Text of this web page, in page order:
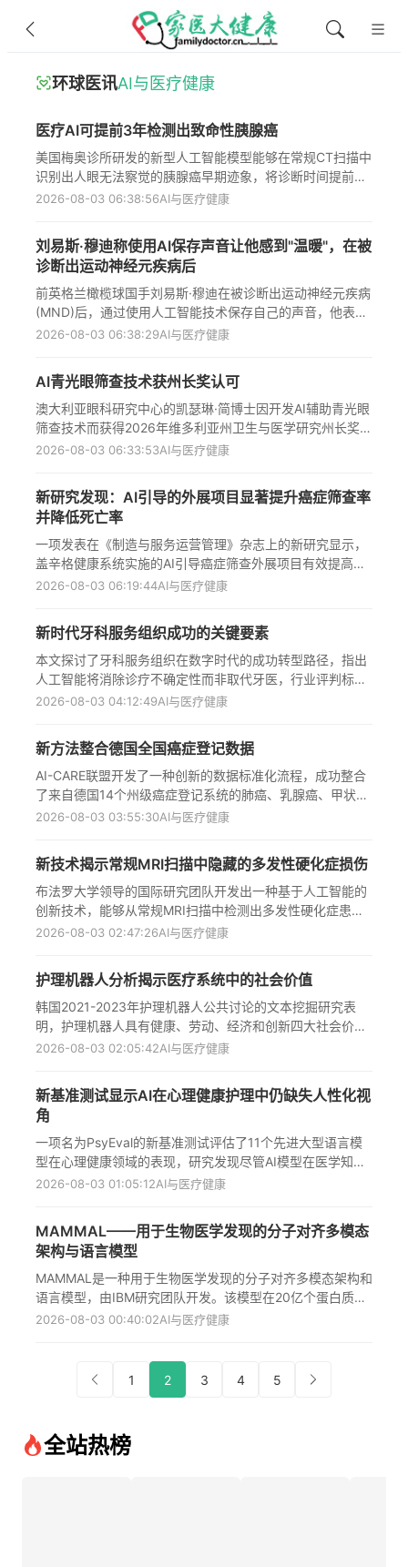
环球医讯AI与医疗健康
医疗AI可提前3年检测出致命性胰腺癌
美国梅奥诊所研发的新型人工智能模型能够在常规CT扫描中
识别出人眼无法察觉的胰腺癌早期迹象，将诊断时间提前长
达三年，显著提高治愈机会。该系统对最终确诊前平均16个
上，有望解决胰腺癌因早期难以发现而导致高死亡率的难
题，预计到2030年将使胰腺癌成为癌症相关死亡的第二大
原因，对全球医疗健康领域具有重大意义。
2026-08-03 06:38:56AI与医疗健康
刘易斯·穆迪称使用AI保存声音让他感到"温暖"，在被
诊断出运动神经元疾病后
前英格兰橄榄球国手刘易斯·穆迪在被诊断出运动神经元疾病
(MND)后，通过使用人工智能技术保存自己的声音，他表示
这一过程让他感到"温暖"；MND是一种无法治愈且会限制寿
建个性化AI声音，以保持未来沟通能力，并计划进行500英
里骑行为MND研究筹款，同时分享了多位知名橄榄球运动员
包括多迪·韦尔、乔斯特·范德韦斯特胡森和罗布·伯罗都曾罹
患此病的情况，以及自己如何积极面对病情变化的心理历
2026-08-03 06:38:29AI与医疗健康
AI青光眼筛查技术获州长奖认可
澳大利亚眼科研究中心的凯瑟琳·简博士因开发AI辅助青光眼
筛查技术而获得2026年维多利亚州卫生与医学研究州长奖，
该技术已在200多家验光诊所部署，并开发出全球首个在全
免可预防的视力损失，同时为医疗系统带来显著节约，目前
该团队正与世界卫生组织开展合作，将类似技术应用于糖尿
病等其他疾病的筛查。
2026-08-03 06:33:53AI与医疗健康
新研究发现：AI引导的外展项目显著提升癌症筛查率
并降低死亡率
一项发表在《制造与服务运营管理》杂志上的新研究显示，
盖辛格健康系统实施的AI引导癌症筛查外展项目有效提高了
结直肠癌筛查率并降低了患者死亡率。研究表明，接受AI识
于对照组死亡率的43%降幅。该研究证明了机器学习与人工
外展相结合的模式能精准识别高风险人群，促进早期筛查干
预，为医疗系统优化癌症预防策略提供了科学依据，具有重
要的公共卫生意义和临床应用价值。
2026-08-03 06:19:44AI与医疗健康
新时代牙科服务组织成功的关键要素
本文探讨了牙科服务组织在数字时代的成功转型路径，指出
人工智能将消除诊疗不确定性而非取代牙医，行业评判标准
正从规模扩张转向诊所质量提升，口腔健康将深度融入整体
2026-08-03 04:12:49AI与医疗健康
新方法整合德国全国癌症登记数据
AI-CARE联盟开发了一种创新的数据标准化流程，成功整合
了来自德国14个州级癌症登记系统的肺癌、乳腺癌、甲状腺
癌和非霍奇金淋巴瘤数据，处理了超过100万名患者的记
量，使跨登记研究成为可能，特别是对罕见肿瘤类型的研究
具有重大意义。该成果发表在《国际医学信息学杂志》上，
标志着德国在癌症数据整合与人工智能应用领域取得突破性
进展，为基于人群的癌症研究和循证肿瘤学提供了更可靠的
2026-08-03 03:55:30AI与医疗健康
新技术揭示常规MRI扫描中隐藏的多发性硬化症损伤
布法罗大学领导的国际研究团队开发出一种基于人工智能的
创新技术，能够从常规MRI扫描中检测出多发性硬化症患者
的皮层病变，这些病变以往在标准成像中难以发现却与残疾
11,000个皮层病变，为MS疾病研究和临床治疗提供了关键
突破，将对评估现有及未来临床试验数据产生深远影响。
2026-08-03 02:47:26AI与医疗健康
护理机器人分析揭示医疗系统中的社会价值
韩国2021-2023年护理机器人公共讨论的文本挖掘研究表
明，护理机器人具有健康、劳动、经济和创新四大社会价值
领域。研究发现护理机器人不仅能提供功能支持，还能解决
由服务提供商主导，需要更多公众参与和用户中心的方法，
未来研究应结合用户生成内容和定性方法捕捉患者及护理人
员的亲身经历。
2026-08-03 02:05:42AI与医疗健康
新基准测试显示AI在心理健康护理中仍缺失人性化视
角
一项名为PsyEval的新基准测试评估了11个先进大型语言模
型在心理健康领域的表现，研究发现尽管AI模型在医学知识
测试中表现良好，但在情感洞察、准确诊断和临床判断方面
AI模型，研究揭示了AI在诊断中存在"反向缩放"现象，安全
机制与诊断准确性之间存在权衡，小型模型可能过度诊断，
而大型模型则倾向于回避诊断，研究强调未来AI开发需纳入
文化多样数据并设计更智能的安全机制。
2026-08-03 01:05:12AI与医疗健康
MAMMAL——用于生物医学发现的分子对齐多模态
架构与语言模型
MAMMAL是一种用于生物医学发现的分子对齐多模态架构和
语言模型，由IBM研究团队开发。该模型在20亿个蛋白质和
抗体序列、小分子以及基因表达谱样本上进行了预训练，能
达到最先进水平，在2个任务上表现具有竞争力。特别是在
抗体-抗原结合预测方面，MAMMAL的性能显著优于
提供，以支持开放和协作研究，有望加速药物发现进程并提
高预测准确性，为解决复杂的生物医学问题提供新思路。
2026-08-03 00:40:02AI与医疗健康
1 2 3 4 5
全站热榜